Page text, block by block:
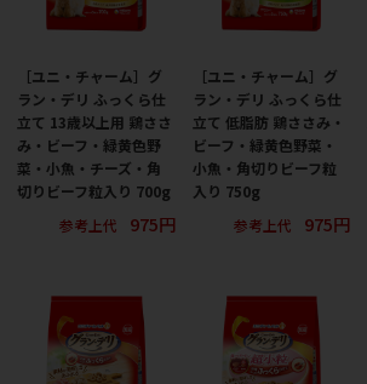
［ユニ・チャーム］グ
ラン・デリ ふっくら仕
立て 13歳以上用 鶏ささ
み・ビーフ・緑黄色野
菜・小魚・チーズ・角
切りビーフ粒入り 700g
参考上代
975円
［ユニ・チャーム］グ
ラン・デリ ふっくら仕
立て 低脂肪 鶏ささみ・
ビーフ・緑黄色野菜・
小魚・角切りビーフ粒
入り 750g
参考上代
975円